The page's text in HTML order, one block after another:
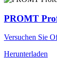
PROMT
Versuchen Sie
Herunterladen